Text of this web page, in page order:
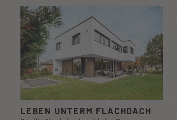
LEBEN UNTERM FLACHDACH